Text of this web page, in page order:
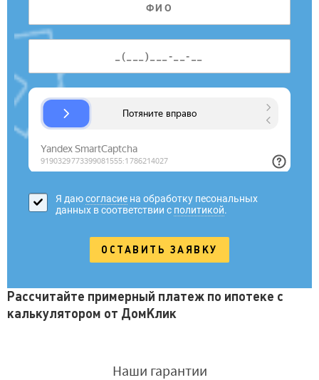
Я даюсогласие на обработку песональных
данных в соответствии с политикой.
Рассчитайте примерный платеж по ипотеке с
калькулятором от ДомКлик
Наши гарантии